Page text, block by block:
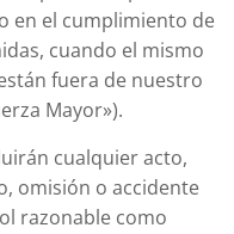
en el cumplimiento de
cuando el mismo
fuera de nuestro
Mayor»).
cualquier acto,
omisión o accidente
razonable como